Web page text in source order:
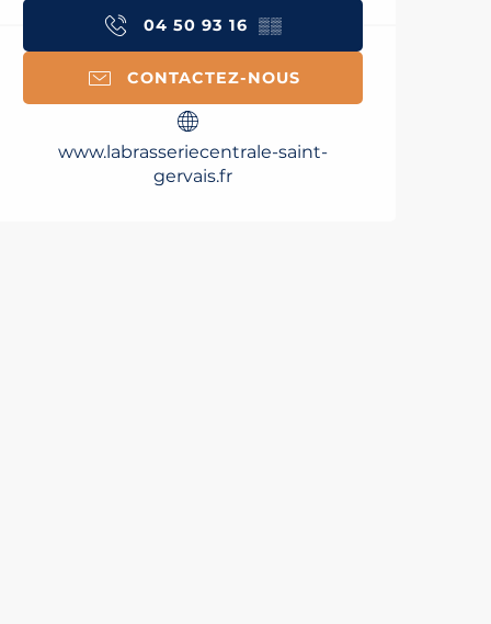
04 50 93 16 ▒▒
CONTACTEZ-NOUS
www.labrasseriecentrale-saint-
gervais.fr